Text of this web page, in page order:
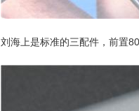
刘海上是标准的三配件，前置